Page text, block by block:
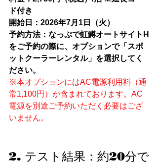
ド付き
開始日：2026年7月1日（火）
予約方法：なっぷで虹鱒オートサイトH
をご予約の際に、オプションで「スポ
ットクーラーレンタル」を選択してく
ださい。
※本オプションにはAC電源利用料（通
常1,100円）が含まれております。AC
電源を別途ご予約いただく必要はござ
いません。
2. テスト結果：約20分で